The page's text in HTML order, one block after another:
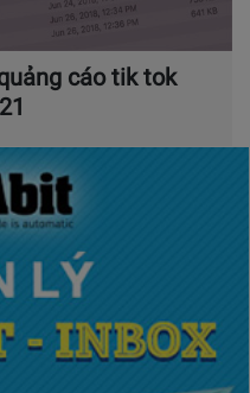
cáo tik tok